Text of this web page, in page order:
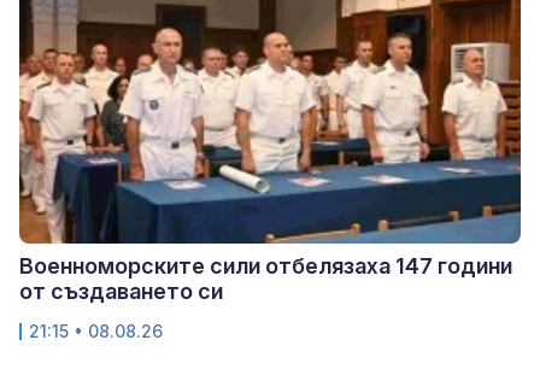
Военноморските сили отбелязаха 147 години
от създаването си
21:15 • 08.08.26